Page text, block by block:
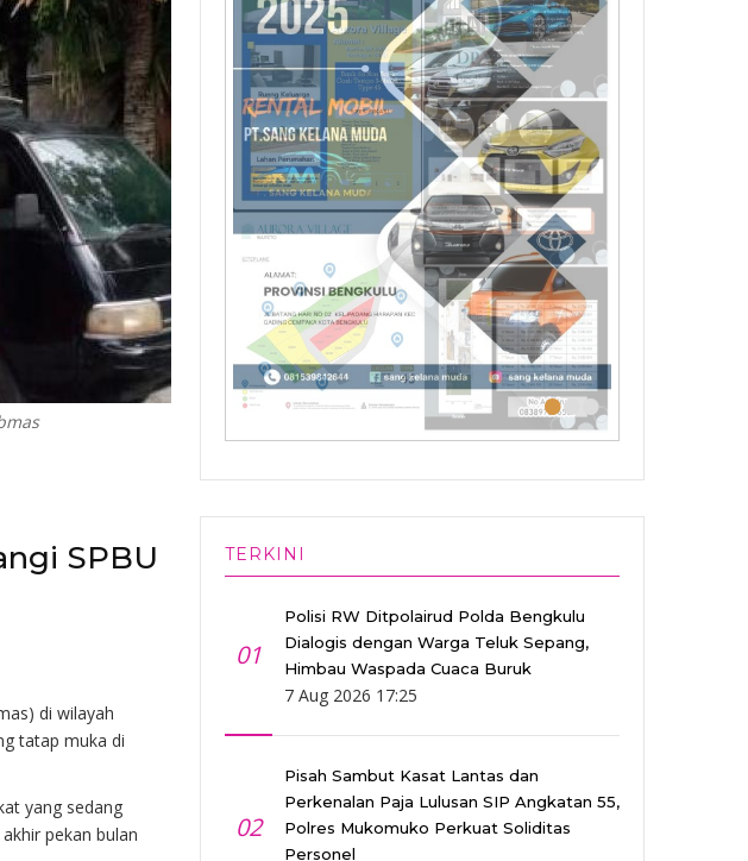
SPBU
di wilayah
tatap muka di
yang sedang
pekan bulan
•••
TERKINI
01
Polisi RW Ditpolairud Polda Bengkulu
Dialogis dengan Warga Teluk Sepang,
Himbau Waspada Cuaca Buruk
7 Aug 2026 17:25
02
Pisah Sambut Kasat Lantas dan
Perkenalan Paja Lulusan SIP Angkatan 55,
Polres Mukomuko Perkuat Soliditas
Personel